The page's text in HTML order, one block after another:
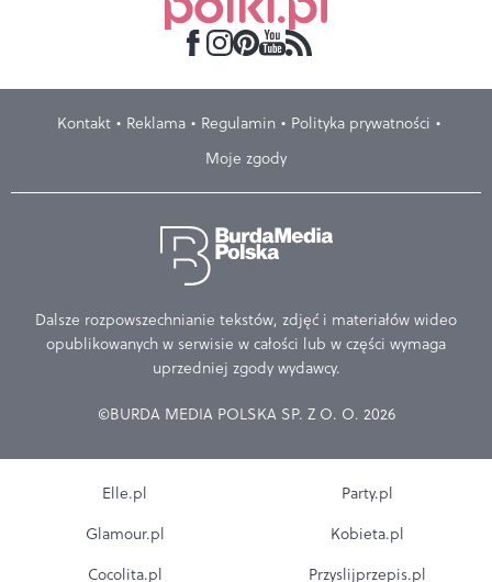
Kontakt Reklama Regulamin
Polityka prywatności
Moje zgody
Dalsze rozpowszechnianie tekstów, zdjęć i materiałów wideo
opublikowanych w serwisie w całości lub w części wymaga
uprzedniej zgody wydawcy.
©BURDA MEDIA POLSKA SP. Z O. O. 2026
Elle.pl
Glamour.pl
Cocolita.pl
Party.pl
Kobieta.pl
Przyslijprzepis.pl